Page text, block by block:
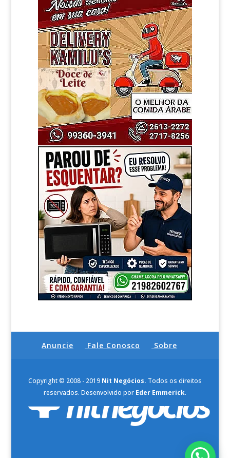
Anuncie Fale Conosco Sobre
Copyright © 2008 - 2019 Nit Negócios. Todos os direitos
reservados. Desenvolvido por Eder Emmerick.